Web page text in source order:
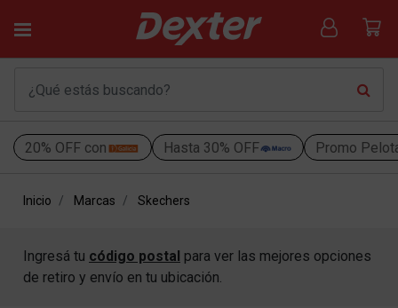
20% OFF con Hasta 30% OFF Promo
Inicio Marcas Skechers
Ingresá tu código postal para ver las mejores opciones
de retiro y envío en tu ubicación.